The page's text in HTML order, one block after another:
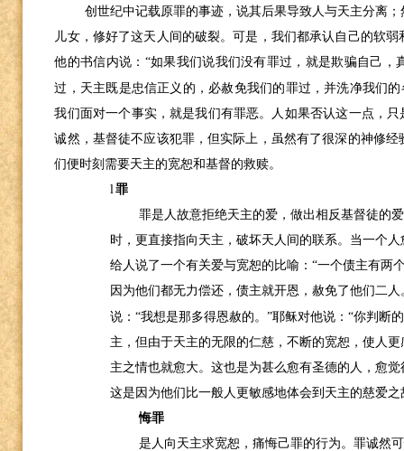
创世纪中记载原罪的事迹，说其后果导致人与天主分离
儿女，修好了这天人间的破裂。可是，我们都承认自己的软
他的书信内说：“如果我们说我们没有罪过，就是欺骗自己
过，天主既是忠信正义的，必赦免我们的罪过，并洗净我们的
我们面对一个事实，就是我们有罪恶。人如果否认这一点，
诚然，基督徒不应该犯罪，但实际上，虽然有了很深的神修
们便时刻需要天主的宽恕和基督的救赎。
l 罪
罪是人故意拒绝天主的爱，做出相反基督徒的
时，更直接指向天主，破坏天人间的联系。当一个
给人说了一个有关爱与宽恕的比喻：“一个债主有两
因为他们都无力偿还，债主就开恩，赦免了他们二
说：“我想是那多得恩赦的。”耶稣对他说：“你判断
主，但由于天主的无限的仁慈，不断的宽恕，使人
主之情也就愈大。这也是为甚么愈有圣德的人，愈
这是因为他们比一般人更敏感地体会到天主的慈爱之
悔罪
是人向天主求宽恕，痛悔己罪的行为。罪诚然